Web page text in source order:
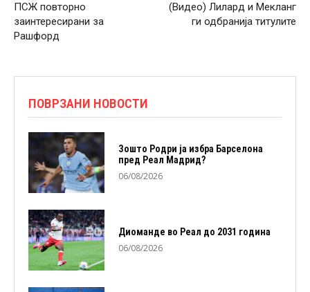
ПСЖ повторно
заинтересирани за
Рашфорд
(Видео) Лилард и Мекланг
ги одбранија титулите
ПОВРЗАНИ НОВОСТИ
Зошто Родри ја избра Барселона
пред Реал Мадрид?
06/08/2026
Диоманде во Реал до 2031 година
06/08/2026